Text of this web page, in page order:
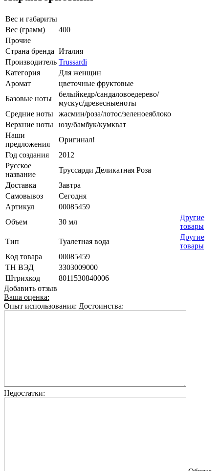
Вес и габариты
Вес (грамм)
400
Прочие
Страна бренда Италия
Производитель Trussardi
Категория
Для женщин
Аромат
цветочные фруктовые
Базовые ноты
белыйкедр/сандаловоедерево/
мускус/древесныеноты
Средние ноты
жасмин/роза/лотос/зеленоеяблоко
Верхние ноты
юзу/бамбук/кумкват
Наши
предложения
Оригинал!
Год создания
2012
Русское
название
Труссарди Деликатная Роза
Доставка
Завтра
Самовывоз
Сегодня
Артикул
00085459
Объем
30 мл
Другие
товары
Тип
Туалетная вода
Другие
товары
Код товара
00085459
ТН ВЭД
3303009000
Штрихкод
8011530840006
Добавить отзыв
Ваша оценка:
Опыт использования: Достоинства:
Недостатки: